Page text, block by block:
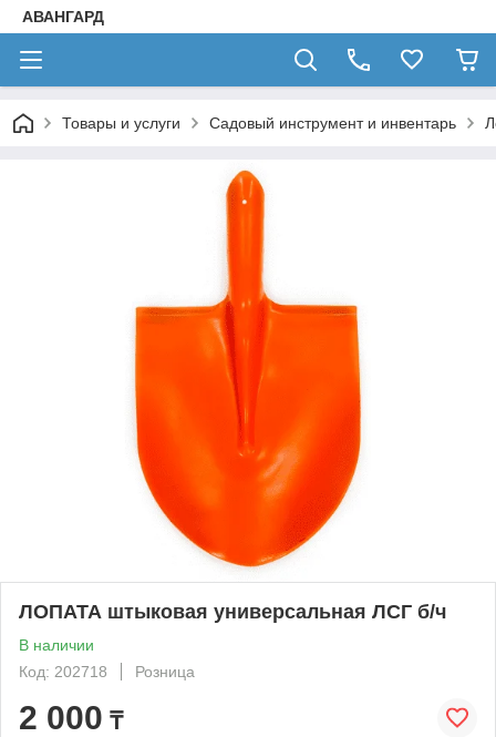
АВАНГАРД
Товары и услуги Садовый инструмент и инвентарь
ЛОПАТА штыковая универсальная ЛСГ б/ч
В наличии
Код: 202718
Розница
2 000 ₸